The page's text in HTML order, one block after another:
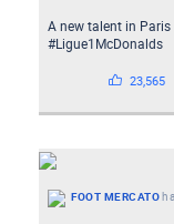
A new talent in
#Ligue1McDonalds
23,565
FOOT MERCATO